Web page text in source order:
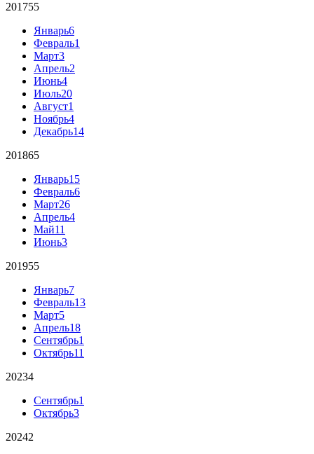
201755
Январь6
Февраль1
Март3
Апрель2
Июнь4
Июль20
Август1
Ноябрь4
Декабрь14
201865
Январь15
Февраль6
Март26
Апрель4
Май11
Июнь3
201955
Январь7
Февраль13
Март5
Апрель18
Сентябрь1
Октябрь11
20234
Сентябрь1
Октябрь3
20242